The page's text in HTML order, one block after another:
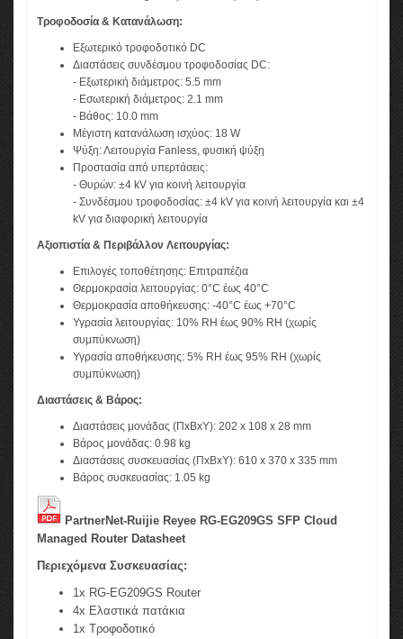
Τροφοδοσία & Kατανάλωση:
Εξωτερικό τροφοδοτικό DC
Διαστάσεις συνδέσμου τροφοδοσίας DC:
- Εξωτερική διάμετρος: 5.5 mm
- Εσωτερική διάμετρος: 2.1 mm
- Βάθος: 10.0 mm
Μέγιστη κατανάλωση ισχύος: 18 W
Ψύξη: Λειτουργία Fanless, φυσική ψύξη
Προστασία από υπερτάσεις:
- Θυρών: ±4 kV για κοινή λειτουργία
- Συνδέσμου τροφοδοσίας: ±4 kV για κοινή λειτουργία και ±4
kV για διαφορική λειτουργία
Αξιοπιστία & Περιβάλλον Λειτουργίας:
Επιλογές τοποθέτησης: Επιτραπέζια
Θερμοκρασία λειτουργίας: 0°C έως 40°C
Θερμοκρασία αποθήκευσης: -40°C έως +70°C
Υγρασία λειτουργίας: 10% RH έως 90% RH (χωρίς
συμπύκνωση)
Υγρασία αποθήκευσης: 5% RH έως 95% RH (χωρίς
συμπύκνωση)
Διαστάσεις & Βάρος:
Διαστάσεις μονάδας (ΠxΒxΥ): 202 x 108 x 28 mm
Βάρος μονάδας: 0.98 kg
Διαστάσεις συσκευασίας (ΠxΒxΥ): 610 x 370 x 335 mm
Βάρος συσκευασίας: 1.05 kg
PartnerNet-Ruijie Reyee RG-EG209GS SFP Cloud
Managed Router Datasheet
Περιεχόμενα Συσκευασίας:
1x RG-EG209GS Router
4x Ελαστικά πατάκια
1x Τροφοδοτικό